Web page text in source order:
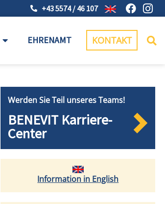
+43 5574 / 46 107
EHRENAMT KONTAKT
Werden Sie Teil unseres Teams!
BENEVIT Karriere-
Center
Information in English